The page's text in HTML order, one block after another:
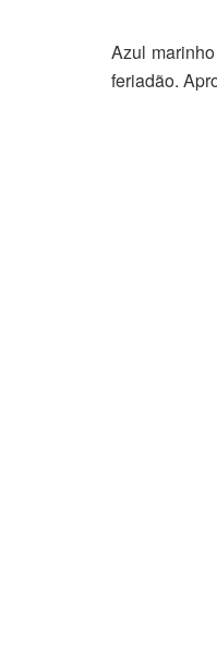
Azul
feriadão.